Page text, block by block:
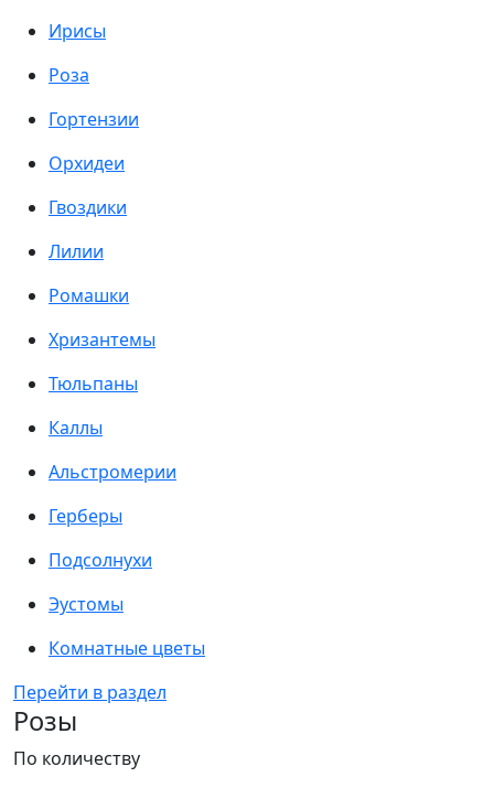
Ирисы
Роза
Гортензии
Орхидеи
Гвоздики
Лилии
Ромашки
Хризантемы
Тюльпаны
Каллы
Альстромерии
Герберы
Подсолнухи
Эустомы
Комнатные цветы
Перейти в раздел
Розы
По количеству